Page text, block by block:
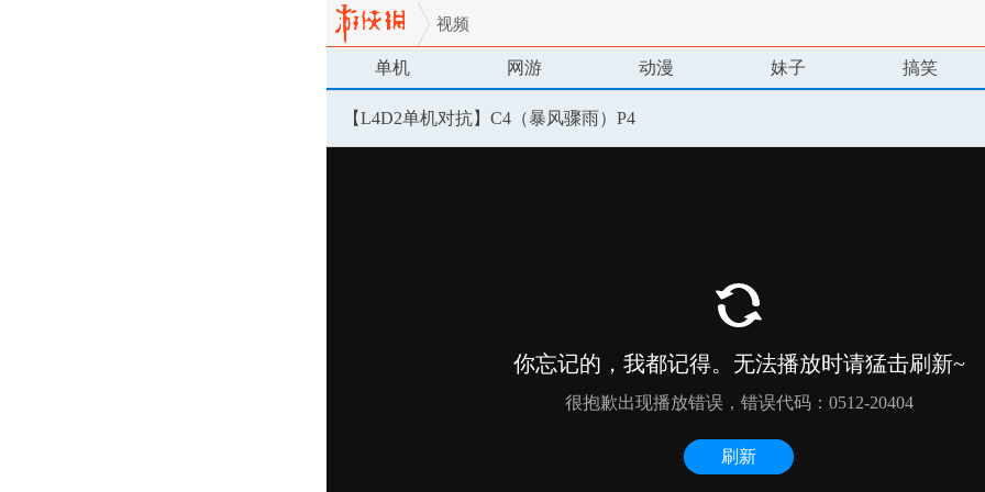
视频
单机 网游 动漫 妹子 搞笑
【L4D2单机对抗】C4（暴风骤雨）P4